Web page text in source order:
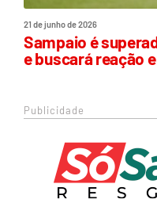
21 de junho de 2026
Sampaio é
e buscará reação
Publicidade